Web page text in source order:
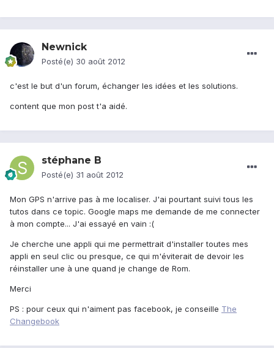
Newnick
Posté(e) 30 août 2012
c'est le but d'un forum, échanger les idées et les solutions.
content que mon post t'a aidé.
stéphane B
Posté(e) 31 août 2012
Mon GPS n'arrive pas à me localiser. J'ai pourtant suivi tous les
tutos dans ce topic. Google maps me demande de me connecter
à mon compte... J'ai essayé en vain :(
Je cherche une appli qui me permettrait d'installer toutes mes
appli en seul clic ou presque, ce qui m'éviterait de devoir les
réinstaller une à une quand je change de Rom.
Merci
PS : pour ceux qui n'aiment pas facebook, je conseille The
Changebook